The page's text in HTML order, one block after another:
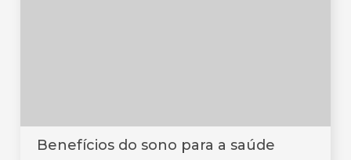
Benefícios do sono para a saúde